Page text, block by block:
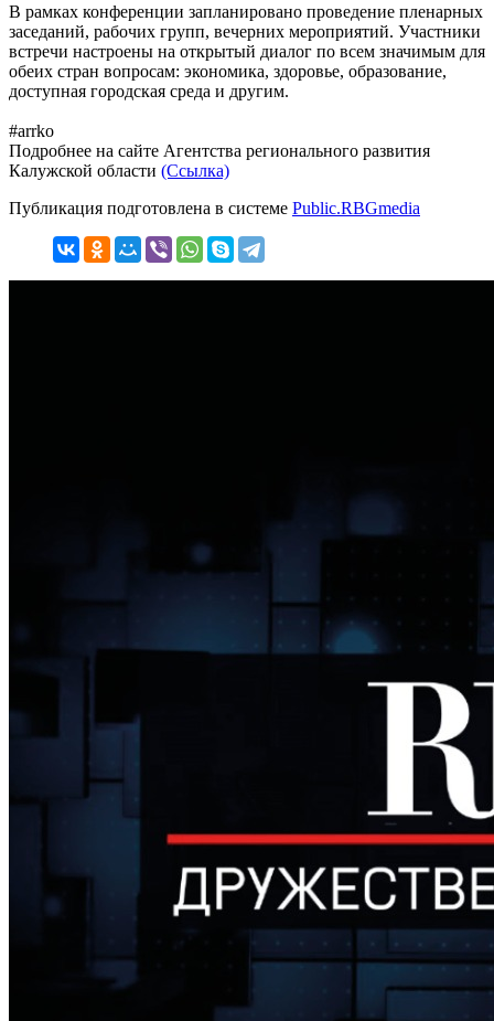
В рамках конференции запланировано проведение пленарных
заседаний, рабочих групп, вечерних мероприятий. Участники
встречи настроены на открытый диалог по всем значимым для
обеих стран вопросам: экономика, здоровье, образование,
доступная городская среда и другим.
#arrko
Подробнее на сайте Агентства регионального развития
Калужской области (Ссылка)
Публикация подготовлена в системе Public.RBGmedia